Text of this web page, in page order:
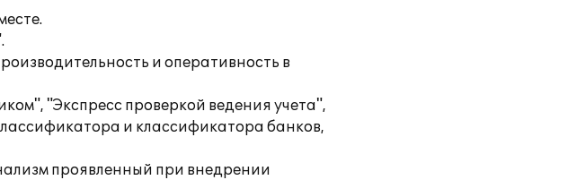
и оперативность в
"Экспресс проверкой ведения учета",
и классификатора банков,
проявленный при внедрении